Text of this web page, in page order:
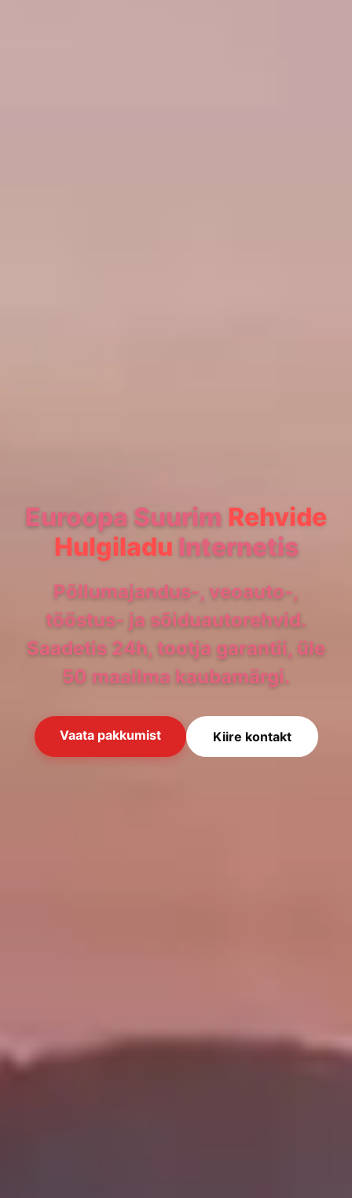
Euroopa Suurim Rehvide
Hulgiladu Internetis
Põllumajandus-, veoauto-,
tööstus- ja sõiduautorehvid.
Saadetis 24h, tootja garantii, üle
50 maailma kaubamärgi.
Vaata pakkumist Kiire kontakt